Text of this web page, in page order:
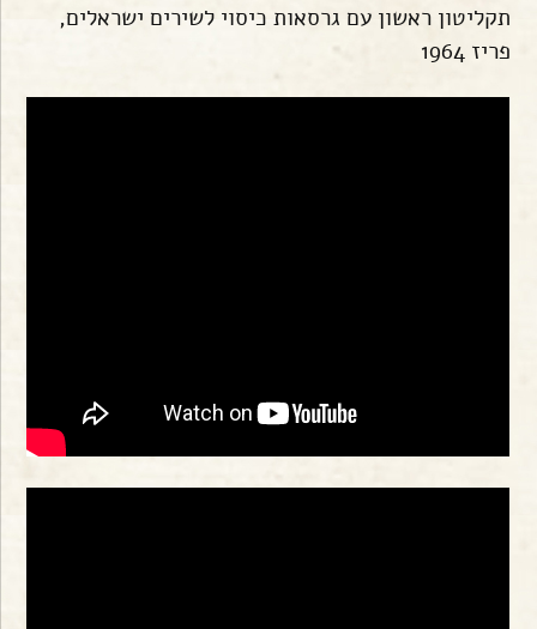
תקליטון ראשון עם גרסאות כיסוי לשירים ישראלים,
פריז 1964